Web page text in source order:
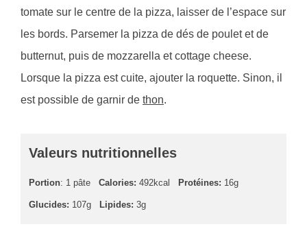
tomate sur le centre de la pizza, laisser de l’espace sur
les bords. Parsemer la pizza de dés de poulet et de
butternut, puis de mozzarella et cottage cheese.
Lorsque la pizza est cuite, ajouter la roquette. Sinon, il
est possible de garnir de thon.
Valeurs nutritionnelles
Portion: 1 pâte Calories: 492kcal Protéines: 16g
Glucides: 107g Lipides: 3g